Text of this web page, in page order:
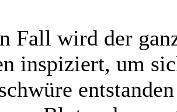
Fall wird der
inspiziert, um